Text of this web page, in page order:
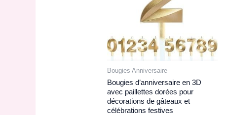
Bougies Anniversaire
Bougies d’anniversaire en 3D
avec paillettes dorées pour
décorations de gâteaux et
célébrations festives